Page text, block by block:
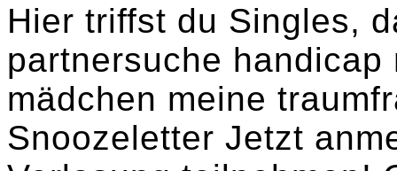
Hier triffst du Singles,
partnersuche
mädchen meine
Snoozeletter Jetzt